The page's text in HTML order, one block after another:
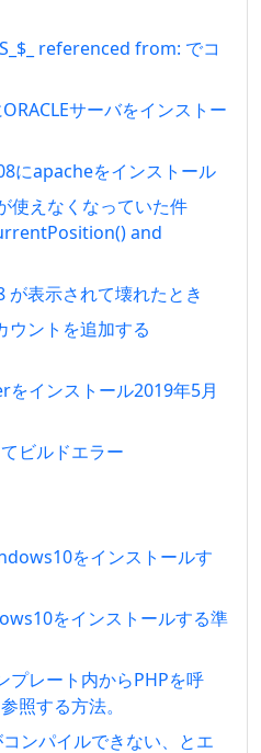
referenced from: でコ
サーバをインストー
にapacheをインストール
使えなくなっていた件
and
表示されて壊れたとき
ントを追加する
インストール2019年5月
ビルドエラー
をインストールす
をインストールする準
プレート内からPHPを呼
照する方法。
ンパイルできない、とエ